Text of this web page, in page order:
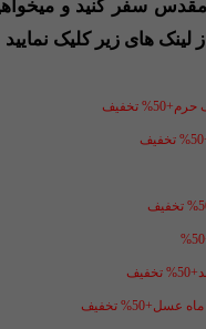
سفر کنید و
لینک های زیر کلیک نمایید
تخفیف
تخفیف